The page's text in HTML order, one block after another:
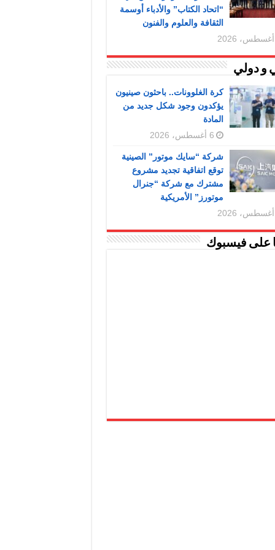
“اتحاد الكتاب” والأدباء أوسمة
الثقافة والعلوم والفنون
و دولي
كرة الغلوونات.. باحثون صينيون
يؤكدون وجود شكل جديد من
المادة
6 أغسطس، 2026
شركة “سايك موتور” الصينية
توقع اتفاقية تجديد مشروع
مشترك مع شركة “جنرال
موتورز” الأمريكية
على فيسبوك